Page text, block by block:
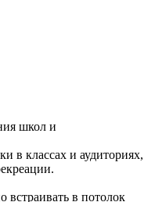
школ и
в классах и аудиториях,
встраивать в потолок